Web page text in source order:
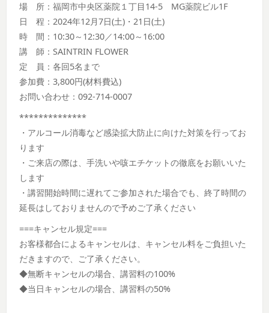
場 所：福岡市中央区薬院１丁目14-5 MG薬院ビル1F
日 程：2024年12月7日(土)・21日(土)
時 間：10:30～12:30／14:00～16:00
講 師：SAINTRIN FLOWER
定 員：各回5名まで
参加費：3,800円(材料費込)
お問い合わせ：092-714-0007
**************
・アルコール消毒など感染拡大防止に向けた対策を行ってお
ります
・ご来店の際は、手洗いや咳エチケットの徹底をお願いいた
します
・講習開始時間に遅れてご参加された場合でも、終了時間の
延長はしておりませんので予めご了承ください
===キャンセル規定===
お客様都合によるキャンセルは、キャンセル料をご負担いた
だきますので、ご了承ください。
◆無断キャンセルの場合、講習料の100%
◆当日キャンセルの場合、講習料の50%